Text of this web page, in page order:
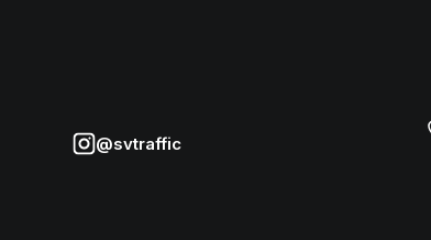
@svtraffic